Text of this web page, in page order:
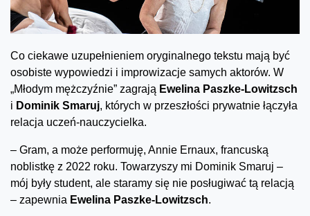
Co ciekawe uzupełnieniem oryginalnego tekstu mają być
osobiste wypowiedzi i improwizacje samych aktorów. W
„Młodym mężczyźnie” zagrają Ewelina Paszke-Lowitzsch
i Dominik Smaruj, których w przeszłości prywatnie łączyła
relacja uczeń-nauczycielka.
– Gram, a może performuję, Annie Ernaux, francuską
noblistkę z 2022 roku. Towarzyszy mi Dominik Smaruj –
mój były student, ale staramy się nie posługiwać tą relacją
– zapewnia Ewelina Paszke-Lowitzsch.